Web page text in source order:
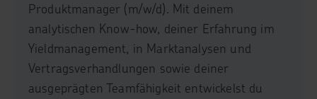
Produktmanager (m/w/d). Mit deinem
analytischen Know-how, deiner Erfahrung im
Yieldmanagement, in Marktanalysen und
Vertragsverhandlungen sowie deiner
ausgeprägten Teamfähigkeit entwickelst du